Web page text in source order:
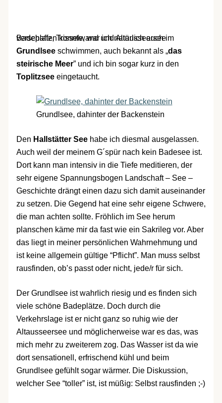
Badeplatz, Trisselwand und Altausseersee
verschaffen konnte, war ich natürlich auch im
Grundlseeschwimmen, auch bekannt als „das
steirische Meer” und ich bin sogar kurz in den
Toplitzseeeingetaucht.
Grundlsee, dahinter der Backenstein
Den Hallstätter Seehabe ich diesmal ausgelassen.
Auch weil der meinem G´spür nach kein Badesee ist.
Dort kann man intensiv in die Tiefe meditieren, der
sehr eigene Spannungsbogen Landschaft – See –
Geschichte drängt einen dazu sich damit auseinander
zu setzen. Die Gegend hat eine sehr eigene Schwere,
die man achten sollte. Fröhlich im See herum
planschen käme mir da fast wie ein Sakrileg vor. Aber
das liegt in meiner persönlichen Wahrnehmung und
ist keine allgemein gültige “Pflicht”. Man muss selbst
rausfinden, ob’s passt oder nicht, jede/r für sich.
Der Grundlsee ist wahrlich riesig und es finden sich
viele schöne Badeplätze. Doch durch die
Verkehrslage ist er nicht ganz so ruhig wie der
Altausseersee und möglicherweise war es das, was
mich mehr zu zweiterem zog. Das Wasser ist da wie
dort sensationell, erfrischend kühl und beim
Grundlsee gefühlt sogar wärmer. Die Diskussion,
welcher See “toller” ist, ist müßig: Selbst rausfinden ;-)